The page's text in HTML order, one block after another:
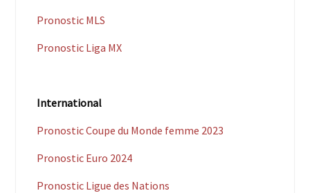
Pronostic MLS
Pronostic Liga MX
International
Pronostic Coupe du Monde femme 2023
Pronostic Euro 2024
Pronostic Ligue des Nations